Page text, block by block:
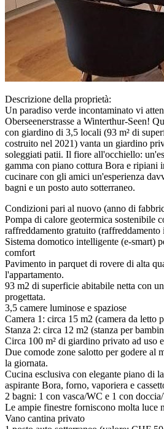
Descrizione della proprietà:
Un paradiso verde incontaminato vi
Oberseenerstrasse a Winterthur-Seen!
con giardino di 3,5 locali (93 m² di
costruito nel 2021) vanta un giardino
soleggiati patii. Il fiore all'occhiello:
gamma con piano cottura Bora e ripiani
cucinare con gli amici un'esperienza
bagni e un posto auto sotterraneo.
Condizioni pari al nuovo (anno di
Pompa di calore geotermica sostenibile
raffreddamento gratuito (raffreddamento
Sistema domotico intelligente (e-smart)
comfort
Pavimento in parquet di rovere di alta
l'appartamento.
93 m2 di superficie abitabile netta con
progettata.
3,5 camere luminose e spaziose
Camera 1: circa 15 m2 (camera da letto
Stanza 2: circa 12 m2 (stanza per
Circa 100 m² di giardino privato ad uso
Due comode zone salotto per godere al
la giornata.
Cucina esclusiva con elegante piano di
aspirante Bora, forno, vaporiera e
2 bagni: 1 con vasca/WC e 1 con
Le ampie finestre forniscono molta luce
Vano cantina privato